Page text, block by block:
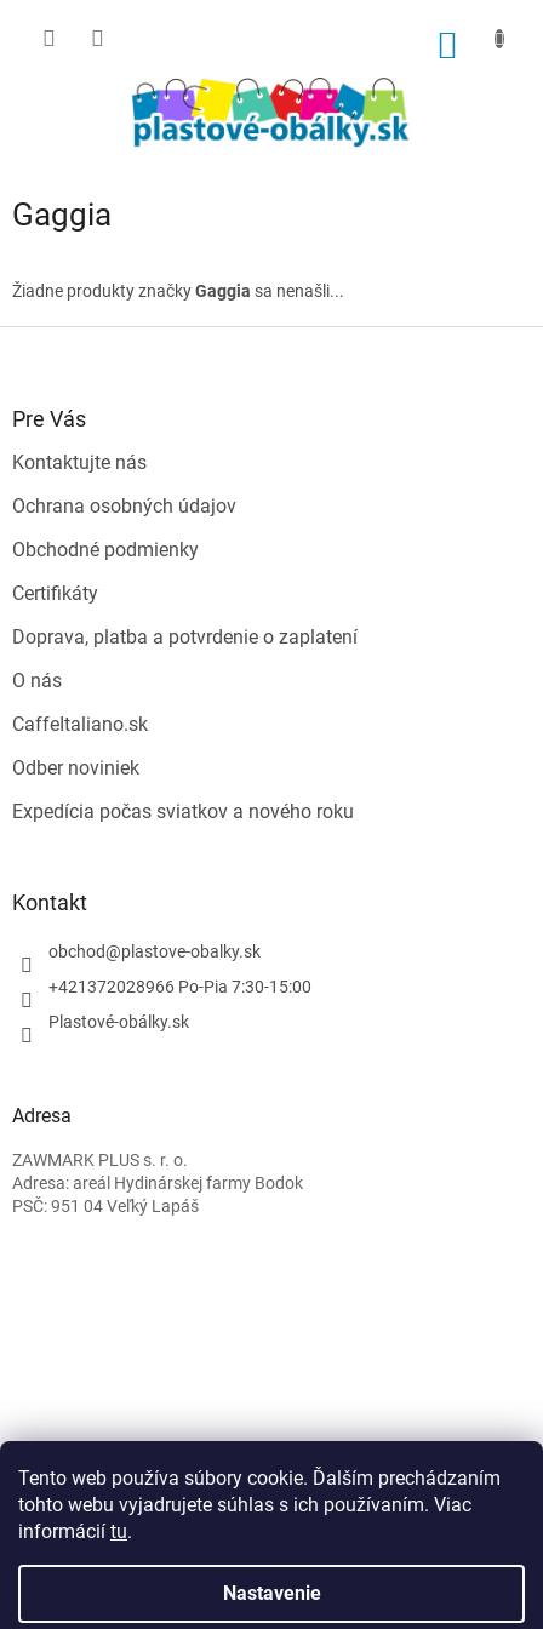
Tento web používa súbory cookie. Ďalším prechádzaním
tohto webu vyjadrujete súhlas s ich používaním. Viac
informácií tu.
Nastavenie
Gaggia
Žiadne produkty značkyGaggia sa nenašli...
Pre Vás
Kontaktujte nás
Ochrana osobných údajov
Obchodné podmienky
Certifikáty
Doprava, platba a potvrdenie o zaplatení
O nás
CaffeItaliano.sk
Odber noviniek
Expedícia počas sviatkov a nového roku
Kontakt
obchod@plastove-obalky.sk
+421372028966 Po-Pia 7:30-15:00
Plastové-obálky.sk
Adresa
ZAWMARK PLUS s. r. o.
Adresa: areál Hydinárskej farmy Bodok
PSČ: 951 04 Veľký Lapáš